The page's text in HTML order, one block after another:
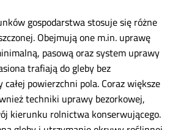
gospodarstwa stosuje się różne
Obejmują one m.in. uprawę
pasową oraz system uprawy
trafiają do gleby bez
powierzchni pola. Coraz większe
techniki uprawy bezorkowej,
kierunku rolnictwa konserwującego.